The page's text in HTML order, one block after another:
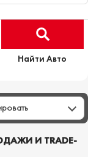
Найти Авто
И TRADE-